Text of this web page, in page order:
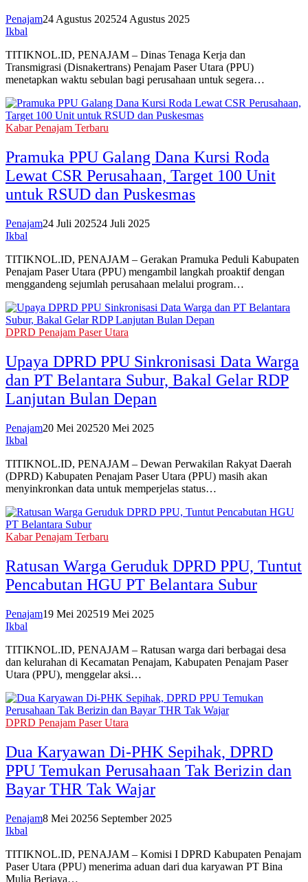
Penajam24 Agustus 202524 Agustus 2025
Ikbal
TITIKNOL.ID, PENAJAM – Dinas Tenaga Kerja dan
Transmigrasi (Disnakertrans) Penajam Paser Utara (PPU)
menetapkan waktu sebulan bagi perusahaan untuk segera…
Kabar Penajam Terbaru
Pramuka PPU Galang Dana Kursi Roda
Lewat CSR Perusahaan, Target 100 Unit
untuk RSUD dan Puskesmas
Penajam24 Juli 202524 Juli 2025
Ikbal
TITIKNOL.ID, PENAJAM – Gerakan Pramuka Peduli Kabupaten
Penajam Paser Utara (PPU) mengambil langkah proaktif dengan
menggandeng sejumlah perusahaan melalui program…
DPRD Penajam Paser Utara
Upaya DPRD PPU Sinkronisasi Data Warga
dan PT Belantara Subur, Bakal Gelar RDP
Lanjutan Bulan Depan
Penajam20 Mei 202520 Mei 2025
Ikbal
TITIKNOL.ID, PENAJAM – Dewan Perwakilan Rakyat Daerah
(DPRD) Kabupaten Penajam Paser Utara (PPU) masih akan
menyinkronkan data untuk memperjelas status…
Kabar Penajam Terbaru
Ratusan Warga Geruduk DPRD PPU, Tuntut
Pencabutan HGU PT Belantara Subur
Penajam19 Mei 202519 Mei 2025
Ikbal
TITIKNOL.ID, PENAJAM – Ratusan warga dari berbagai desa
dan kelurahan di Kecamatan Penajam, Kabupaten Penajam Paser
Utara (PPU), menggelar aksi…
DPRD Penajam Paser Utara
Dua Karyawan Di-PHK Sepihak, DPRD
PPU Temukan Perusahaan Tak Berizin dan
Bayar THR Tak Wajar
Penajam8 Mei 20256 September 2025
Ikbal
TITIKNOL.ID, PENAJAM – Komisi I DPRD Kabupaten Penajam
Paser Utara (PPU) menerima aduan dari dua karyawan PT Bina
Mulia Berjaya…